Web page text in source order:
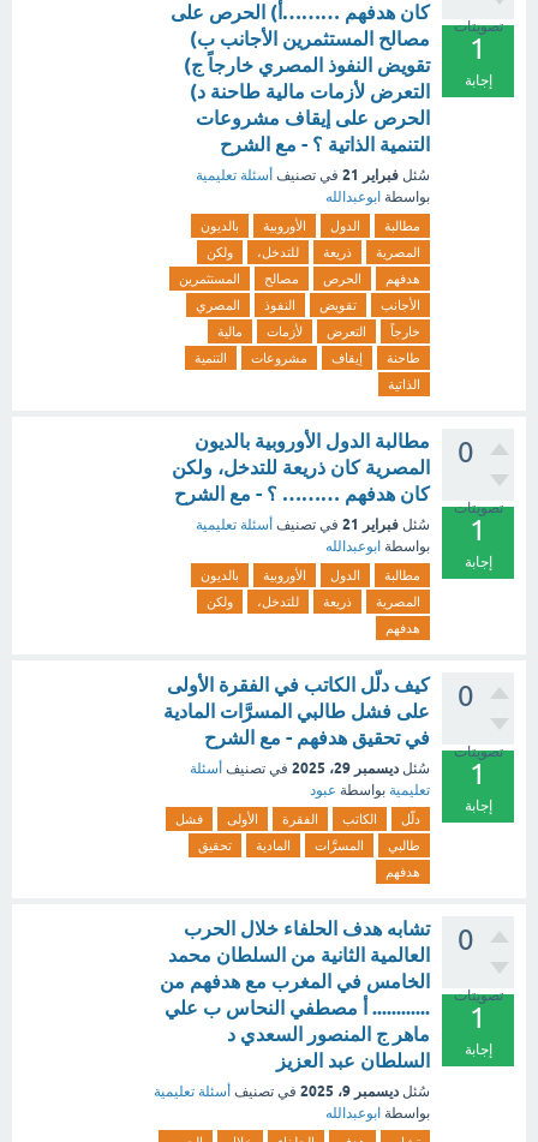
تصويتات
1
إجابة
كان هدفهم ………أ) الحرص على
مصالح المستثمرين الأجانب ب)
تقويض النفوذ المصري خارجاً ج)
التعرض لأزمات مالية طاحنة د)
الحرص على إيقاف مشروعات
التنمية الذاتية ؟ - مع الشرح
سُئل فبراير 21 في تصنيف أسئلة تعليمية
بواسطة ابوعبدالله
مطالبة الدول الأوروبية
بالديون
المصرية
ذريعة للتدخل،
ولكن
هدفهم
الحرص مصالح
المستثمرين
الأجانب
تقويض النفوذ
المصري
خارجاً
التعرض لأزمات
مالية
طاحنة
إيقاف مشروعات
التنمية
الذاتية
0
تصويتات
1
إجابة
مطالبة الدول الأوروبية بالديون
المصرية كان ذريعة للتدخل، ولكن
كان هدفهم ……… ؟ - مع الشرح
سُئل فبراير 21 في تصنيف أسئلة تعليمية
بواسطة ابوعبدالله
مطالبة الدول الأوروبية
بالديون
المصرية
ذريعة للتدخل،
ولكن
هدفهم
0
تصويتات
1
إجابة
كيف دلّل الكاتب في الفقرة الأولى
على فشل طالبي المسرَّات المادية
في تحقيق هدفهم - مع الشرح
سُئل ديسمبر 29، 2025 في تصنيف أسئلة
تعليمية بواسطة عبود
دلّل الكاتب الفقرة الأولى
فشل
طالبي
المسرَّات المادية
تحقيق
هدفهم
0
تصويتات
1
إجابة
تشابه هدف الحلفاء خلال الحرب
العالمية الثانية من السلطان محمد
الخامس في المغرب مع هدفهم من
............ أ مصطفي النحاس ب علي
ماهر ج المنصور السعدي د
السلطان عبد العزيز
سُئل ديسمبر 9، 2025 في تصنيف أسئلة تعليمية
بواسطة ابوعبدالله